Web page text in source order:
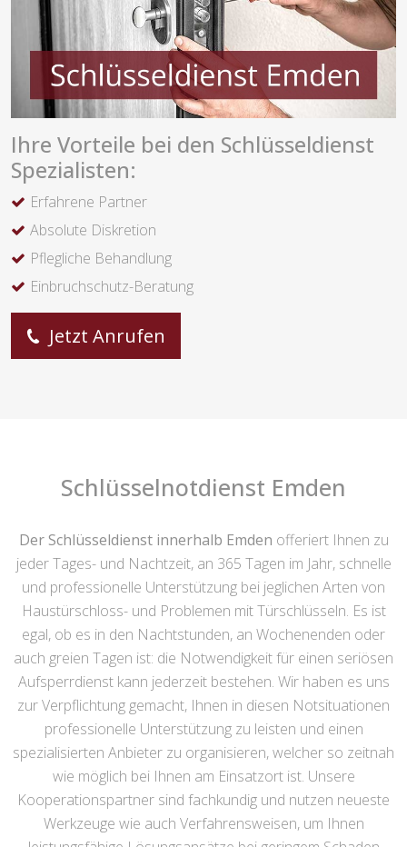
Ihre Vorteile bei den Schlüsseldienst
Spezialisten:
Erfahrene Partner
Absolute Diskretion
Pflegliche Behandlung
Einbruchschutz-Beratung
Jetzt Anrufen
Schlüsselnotdienst Emden
Der Schlüsseldienst innerhalb Emden offeriert Ihnen zu
jeder Tages- und Nachtzeit, an 365 Tagen im Jahr, schnelle
und professionelle Unterstützung bei jeglichen Arten von
Haustürschloss- und Problemen mit Türschlüsseln. Es ist
egal, ob es in den Nachtstunden, an Wochenenden oder
auch greien Tagen ist: die Notwendigkeit für einen seriösen
Aufsperrdienst kann jederzeit bestehen. Wir haben es uns
zur Verpflichtung gemacht, Ihnen in diesen Notsituationen
professionelle Unterstützung zu leisten und einen
spezialisierten Anbieter zu organisieren, welcher so zeitnah
wie möglich bei Ihnen am Einsatzort ist. Unsere
Kooperationspartner sind fachkundig und nutzen neueste
Werkzeuge wie auch Verfahrensweisen, um Ihnen